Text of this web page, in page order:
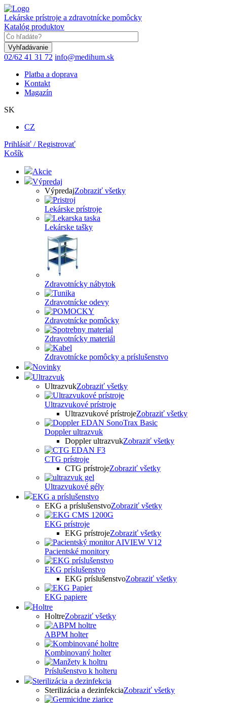
Skočiť
na
hlavný
obsah
Lekárske prístroje a zdravotnícke pomôcky
Katalóg produktov
02/62 41 31 72 info@medihum.sk
Platba a doprava
Kontakt
Magazín
SK
CZ
Prihlásiť / Registrovať
Košík
Akcie
Výpredaj
VýpredajZobraziť všetky
Lekárske prístroje
Lekárske tašky
Zdravotnícky nábytok
Zdravotnícke odevy
Zdravotnícke pomôcky
Zdravotnícky materiál
Zdravotnícke pomôcky a príslušenstvo
Novinky
Ultrazvuk
UltrazvukZobraziť všetky
Ultrazvukové prístroje
Ultrazvukové prístrojeZobraziť všetky
Doppler ultrazvuk
Doppler ultrazvukZobraziť všetky
CTG prístroje
CTG prístrojeZobraziť všetky
Ultrazvukové gély
EKG a príslušenstvo
EKG a príslušenstvoZobraziť všetky
EKG prístroje
EKG prístrojeZobraziť všetky
Pacientské monitory
EKG príslušenstvo
EKG príslušenstvoZobraziť všetky
EKG papiere
Holtre
HoltreZobraziť všetky
ABPM holter
Kombinovaný holter
Príslušenstvo k holteru
Sterilizácia a dezinfekcia
Sterilizácia a dezinfekciaZobraziť všetky